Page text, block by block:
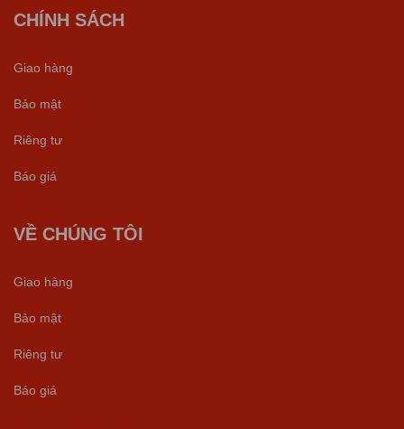
CHÍNH SÁCH
Giao hàng
Bảo mật
Riêng tư
Báo giá
VỀ CHÚNG TÔI
Giao hàng
Bảo mật
Riêng tư
Báo giá